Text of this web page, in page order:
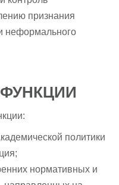
признания
неформального
политики
нормативных и